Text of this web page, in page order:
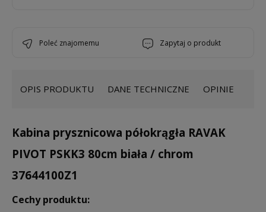
poleć znajomemu zapytaj o produkt
OPIS PRODUKTU DANE TECHNICZNE OPINIE
Kabina prysznicowa półokrągła RAVAK
PIVOT PSKK3 80cm biała / chrom
37644100Z1
Cechy produktu: